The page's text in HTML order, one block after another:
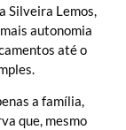
Silveira Lemos,
autonomia
até o
a família,
que, mesmo